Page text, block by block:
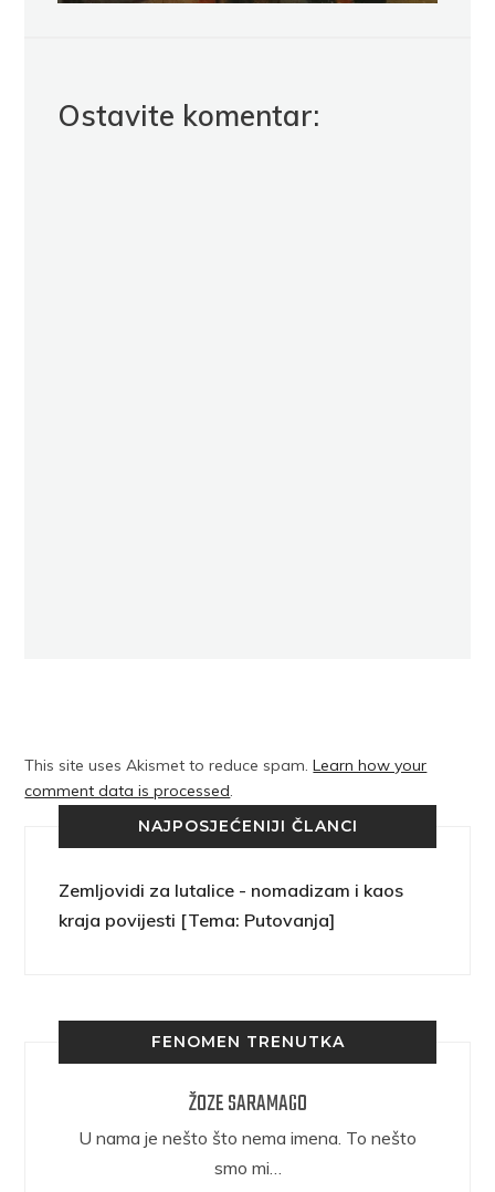
Ostavite komentar:
This site uses Akismet to reduce spam.Learn how your
comment data is processed.
NAJPOSJEĆENIJI ČLANCI
Zemljovidi za lutalice - nomadizam i kaos
kraja povijesti [Tema: Putovanja]
FENOMEN TRENUTKA
ŽOZE SARAMAGO
U nama je nešto što nema imena. To nešto
smo mi…